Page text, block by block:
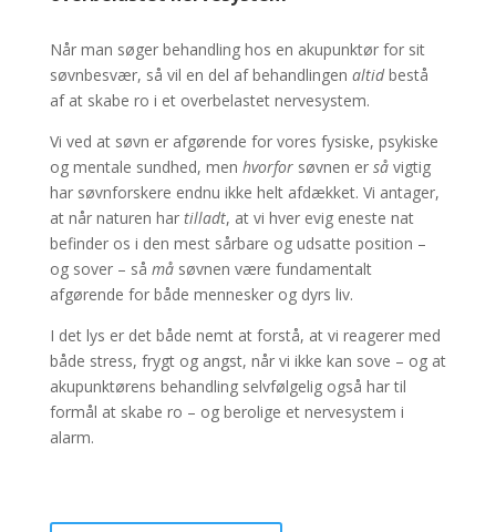
Når man søger behandling hos en akupunktør for sit
søvnbesvær, så vil en del af behandlingen altidbestå
af at skabe ro i et overbelastet nervesystem.
Vi ved at søvn er afgørende for vores fysiske, psykiske
og mentale sundhed, men hvorforsøvnen er såvigtig
har søvnforskere endnu ikke helt afdækket. Vi antager,
at når naturen har tilladt, at vi hver evig eneste nat
befinder os i den mest sårbare og udsatte position –
og sover – så måsøvnen være fundamentalt
afgørende for både mennesker og dyrs liv.
I det lys er det både nemt at forstå, at vi reagerer med
både stress, frygt og angst, når vi ikke kan sove – og at
akupunktørens behandling selvfølgelig også har til
formål at skabe ro – og berolige et nervesystem i
alarm.